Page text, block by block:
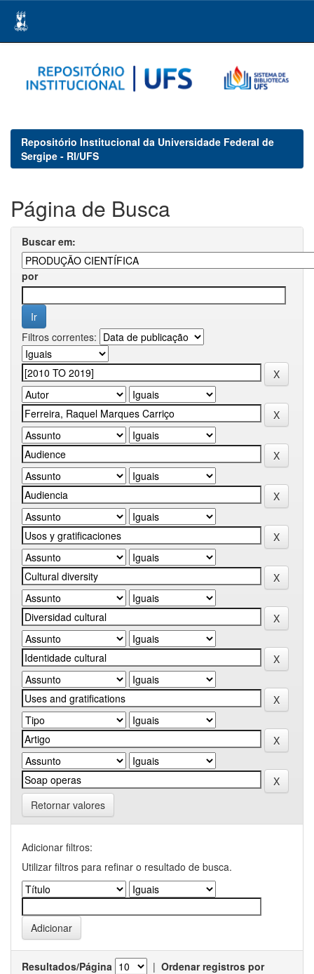
navigation
Repositório Institucional da Universidade Federal de
Sergipe - RI/UFS
Página de Busca
Buscar em:
por
Filtros correntes:
Retornar valores
Adicionar filtros:
Utilizar filtros para refinar o resultado de busca.
Resultados/Página | Ordenar registros por